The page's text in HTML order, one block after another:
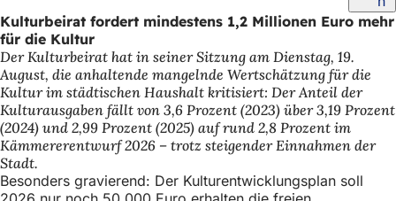
f
i
n
d
e
n
s
Kulturbeirat fordert mindestens 1,2 Millionen Euro mehr
für die Kultur
Der Kulturbeirat hat in seiner Sitzung am Dienstag, 19.
August, die anhaltende mangelnde Wertschätzung für die
Kultur im städtischen Haushalt kritisiert: Der Anteil der
Kulturausgaben fällt von 3,6 Prozent (2023) über 3,19 Prozent
(2024) und 2,99 Prozent (2025) auf rund 2,8 Prozent im
Kämmererentwurf 2026 – trotz steigender Einnahmen der
Stadt.
Besonders gravierend: Der Kulturentwicklungsplan soll